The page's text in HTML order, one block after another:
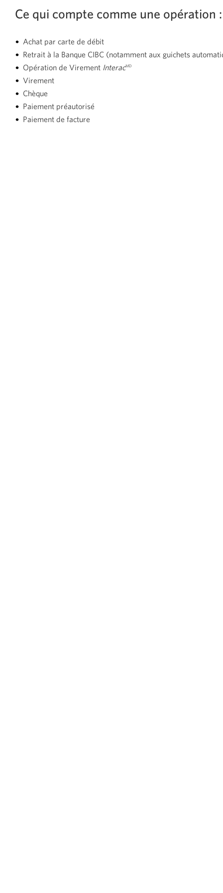
Ce qui compte comme une opération :
Achat par carte de débit
Retrait à la Banque CIBC (notamment aux guichets
Opération de Virement InteracMD
Virement
Chèque
Paiement préautorisé
Paiement de facture